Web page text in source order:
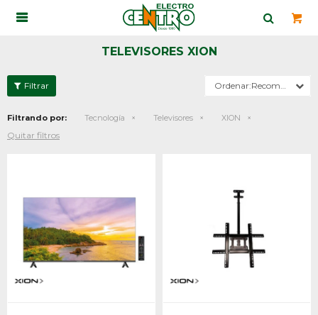

TELEVISORES XION
Recomendados
Filtrando por: Tecnología Televisores XION
Quitar filtros